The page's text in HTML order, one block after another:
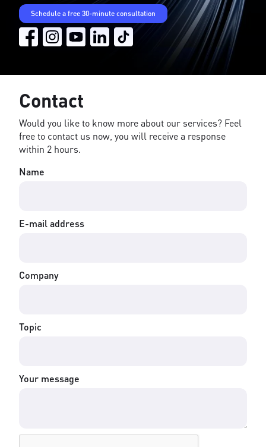
Schedule a free 30-minute consultation
Contact
Would you like to know more about our services? Feel
free to contact us now, you will receive a response
within 2 hours.
Name
E-mail address
Company
Topic
Your message